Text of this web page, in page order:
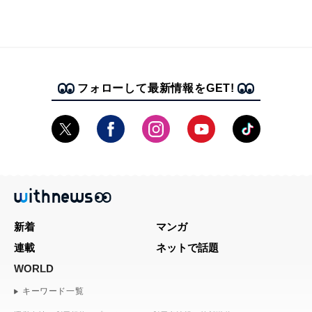
フォローして最新情報をGET!
新着
マンガ
連載
ネットで話題
WORLD
キーワード一覧